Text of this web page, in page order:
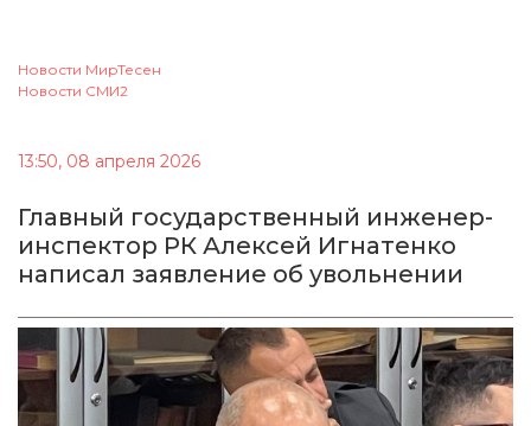
Новости МирТесен
Новости СМИ2
13:50, 08 апреля 2026
Главный государственный инженер-
инспектор РК Алексей Игнатенко
написал заявление об увольнении